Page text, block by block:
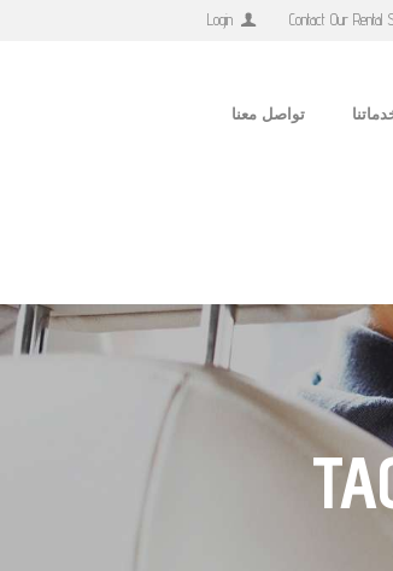
Login Contact Our Rental
تواصل معنا